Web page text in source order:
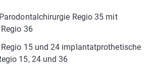
Regio 35 mit
36
15 und 24 implantatprothetische
15, 24 und 36